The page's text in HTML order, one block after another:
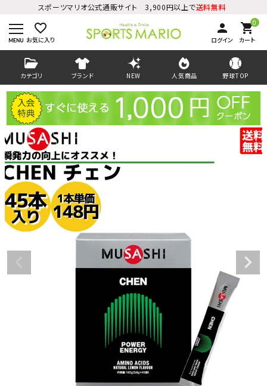
スポーツマリオ公式通販サイト 3,900円以上で送料無料
favorite_border
お気に入り
person
ログイン
0
shopping_cart
カート
カテゴリ ブランド NEW 人気商品 野球TOP
ログイン
ようこそ ゲスト 様
商品が見つからない方はこちら